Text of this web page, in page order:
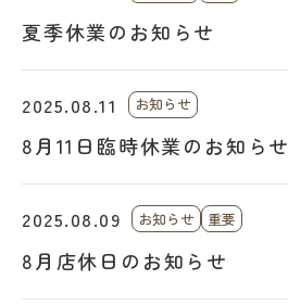
夏季休業のお知らせ
2025.08.11 お知らせ
8月11日臨時休業のお知らせ
2025.08.09 お知らせ 重要
8月店休日のお知らせ